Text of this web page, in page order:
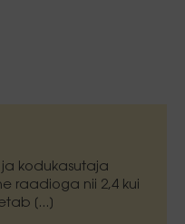
ja kodukasutaja
raadioga nii 2,4 kui
[...]